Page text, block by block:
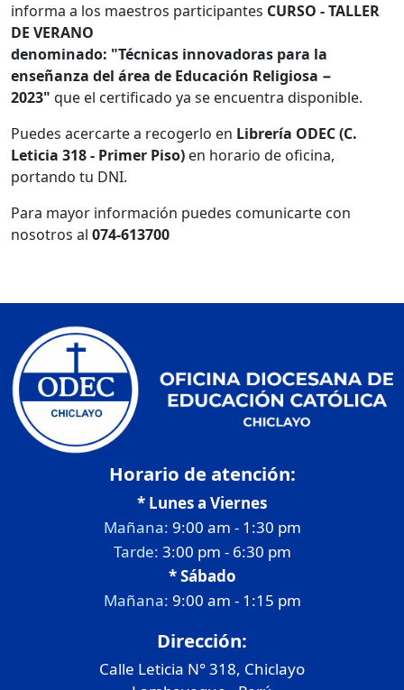
informa a los maestros participantes CURSO - TALLER
DE VERANO
denominado: "Técnicas innovadoras para la
enseñanza del área de Educación Religiosa −
2023" que el certificado ya se encuentra disponible.
Puedes acercarte a recogerlo en Librería ODEC (C.
Leticia 318 - Primer Piso) en horario de oficina,
portando tu DNI.
Para mayor información puedes comunicarte con
nosotros al 074-613700
Horario de atención:
* Lunes a Viernes
Mañana: 9:00 am - 1:30 pm
Tarde: 3:00 pm - 6:30 pm
* Sábado
Mañana: 9:00 am - 1:15 pm
Dirección:
Calle Leticia N° 318, Chiclayo